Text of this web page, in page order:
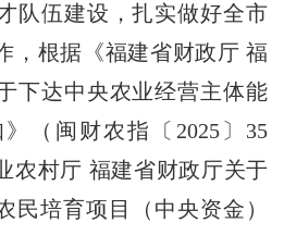
队伍建设，扎实做好全市
，根据《福建省财政厅 福
下达中央农业经营主体能
（闽财农指〔 2025〕 35
农村厅 福建省财政厅关于
民培育项目（中央资金）